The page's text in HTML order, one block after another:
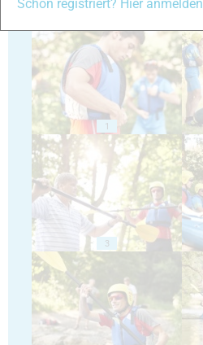
1
3
Schon registriert? Hier anmelden